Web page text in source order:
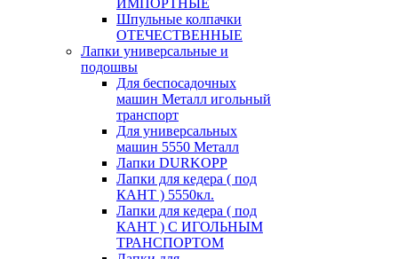
ИМПОРТНЫЕ
Шпульные колпачки
ОТЕЧЕСТВЕННЫЕ
Лапки универсальные и
подошвы
Для беспосадочных
машин Металл игольный
транспорт
Для универсальных
машин 5550 Металл
Лапки DURKOPP
Лапки для кедера ( под
КАНТ ) 5550кл.
Лапки для кедера ( под
КАНТ ) С ИГОЛЬНЫМ
ТРАНСПОРТОМ